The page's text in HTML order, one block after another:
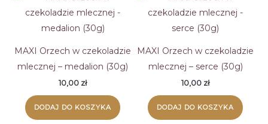
MAXI Orzech w czekoladzie
mlecznej – medalion (30g)
10,00 zł
DODAJ DO KOSZYKA
MAXI Orzech w czekoladzie
mlecznej – serce (30g)
10,00 zł
DODAJ DO KOSZYKA